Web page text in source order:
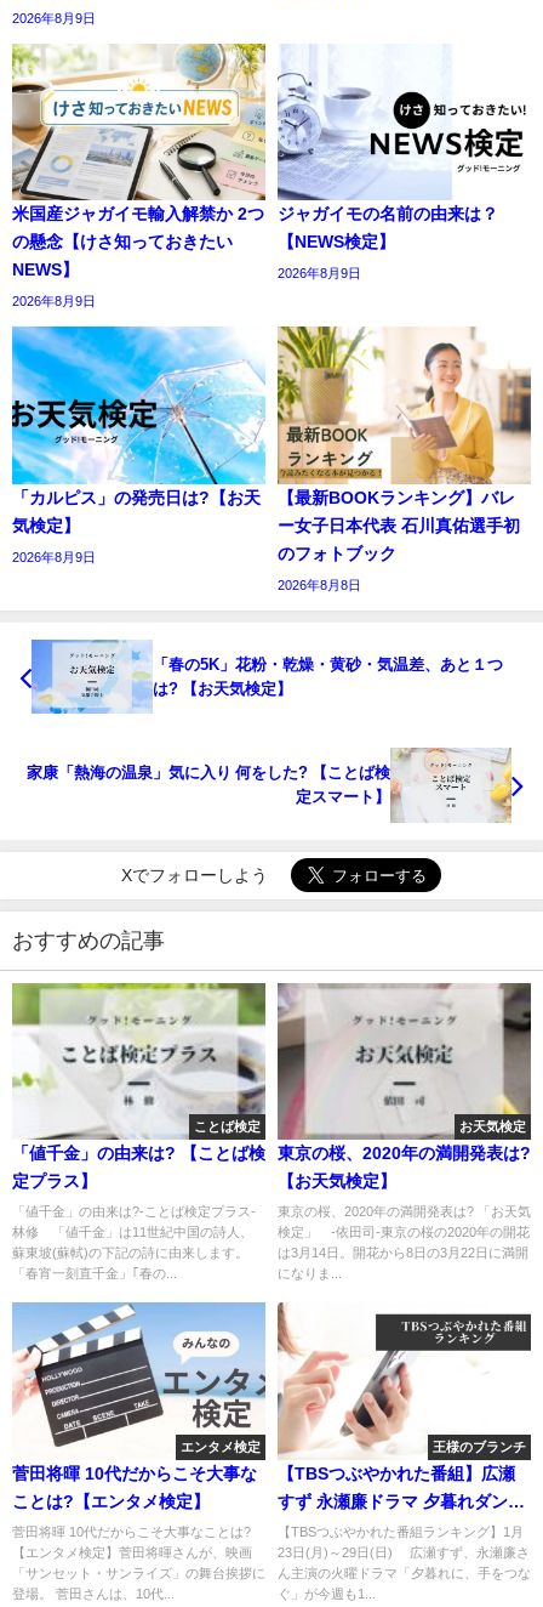
2026年8月9日
米国産ジャガイモ輸入解禁か 2つ
の懸念【けさ知っておきたい
NEWS】
2026年8月9日
ジャガイモの名前の由来は？
【NEWS検定】
2026年8月9日
「カルピス」の発売日は?【お天
気検定】
2026年8月9日
【最新BOOKランキング】バレ
ー女子日本代表 石川真佑選手初
のフォトブック
2026年8月8日
「春の5K」花粉・乾燥・黄砂・気温差、あと１つ
は? 【お天気検定】
家康「熱海の温泉」気に入り 何をした? 【ことば検
定スマート】
Xでフォローしよう
おすすめの記事
ことば検定
「値千金」の由来は? 【ことば検
定プラス】
「値千金」の由来は?-ことば検定プラス-
林修 「値千金」は11世紀中国の詩人、
蘇東坡(蘇軾)の下記の詩に由来します。
「春宵一刻直千金」｢春の...
お天気検定
東京の桜、2020年の満開発表は?
【お天気検定】
東京の桜、2020年の満開発表は? 「お天気
検定」 -依田司-東京の桜の2020年の開花
は3月14日。開花から8日の3月22日に満開
になりま...
エンタメ検定
菅田将暉 10代だからこそ大事な
ことは?【エンタメ検定】
菅田将暉 10代だからこそ大事なことは?
【エンタメ検定】菅田将暉さんが、映画
「サンセット・サンライズ」の舞台挨拶に
登場。 菅田さんは、10代...
王様のブランチ
【TBSつぶやかれた番組】広瀬
すず 永瀬廉ドラマ 夕暮れダンス
が大人気
【TBSつぶやかれた番組ランキング】1月
23日(月)～29日(日) 広瀬すず、永瀬廉さ
ん主演の火曜ドラマ「夕暮れに、手をつな
ぐ」が今週も1...